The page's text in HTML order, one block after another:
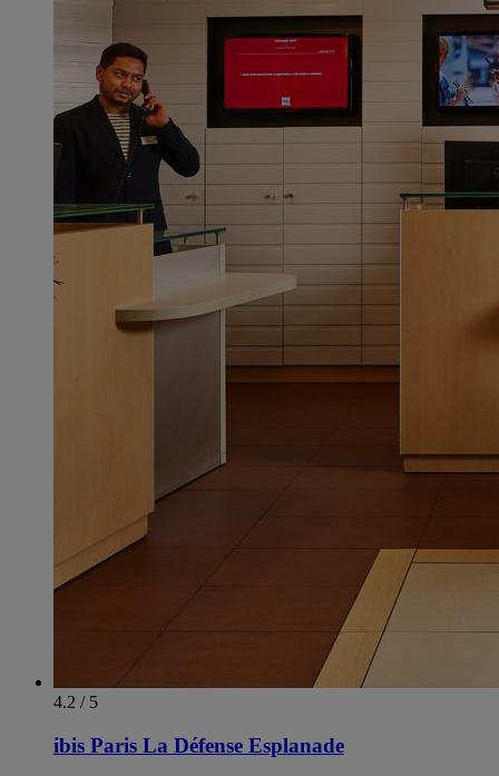
4.2 / 5
ibis Paris La Défense Esplanade